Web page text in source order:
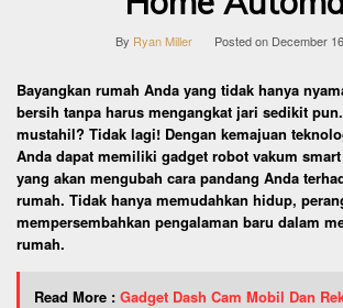
By Ryan Miller Posted on December
Bayangkan rumah Anda yang tidak hanya
bersih tanpa harus mengangkat jari sedikit
mustahil? Tidak lagi! Dengan kemajuan
Anda dapat memiliki gadget robot vakum
yang akan mengubah cara pandang Anda
rumah. Tidak hanya memudahkan hidup,
mempersembahkan pengalaman baru dalam
rumah.
Read More : Gadget Dash Cam Mobil Dan